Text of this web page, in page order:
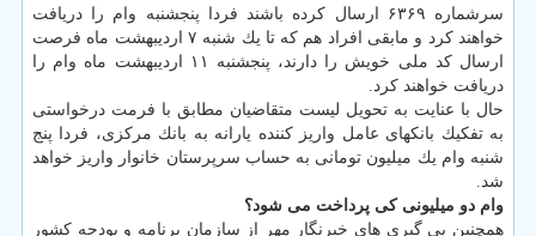
سرشماره ۶۳۶۹ ارسال كرده باشند فردا پنجشنبه وام را دریافت
خواهند كرد و مابقی افراد هم كه تا یك شنبه ۷ اردیبهشت ماه فرصت
ارسال كد ملی خویش را دارند، پنجشنبه ۱۱ اردیبهشت ماه وام را
دریافت خواهند كرد.
حال با عنایت به تحویل لیست متقاضیان مطابق با فرمت درخواستی
به تفكیك بانكهای عامل واریز كننده یارانه به بانك مركزی، فردا پنج
شنبه وام یك میلیون تومانی به حساب سرپرستان خانوار واریز خواهد
شد.
وام دو میلیونی كی پرداخت می شود؟
همچنین پی گیری های خبرنگار مهر از سازمان برنامه و بودجه كشور